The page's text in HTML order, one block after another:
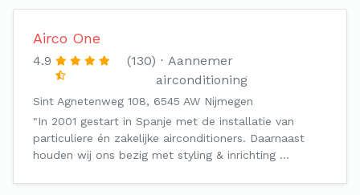
Airco One
4.9 (130)
Aannemer
airconditioning
Sint Agnetenweg 108, 6545 AW Nijmegen
"In 2001 gestart in Spanje met de installatie van
particuliere én zakelijke airconditioners. Daarnaast
houden wij ons bezig met styling & inrichting …